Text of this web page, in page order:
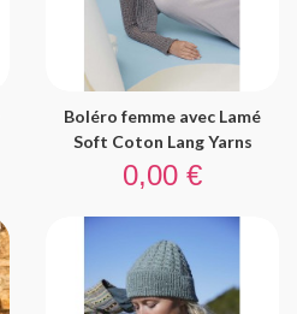
Boléro femme avec Lamé
Soft Coton Lang Yarns
Prix
0,00 €